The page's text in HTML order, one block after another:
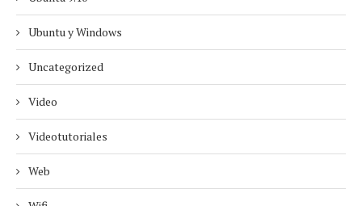
Ubuntu y Windows
Uncategorized
Video
Videotutoriales
Web